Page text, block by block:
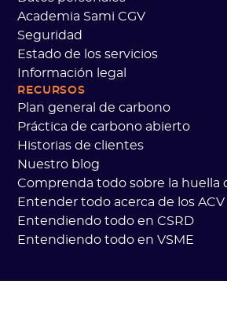
Academia Sami CGV
Seguridad
Estado de los servicios
Información legal
RECURSOS
Plan general de carbono
Práctica de carbono abierto
Historias de clientes
Nuestro blog
Comprenda todo sobre la huella
Entender todo acerca de los ACV
Entendiendo todo en CSRD
Entendiendo todo en VSME